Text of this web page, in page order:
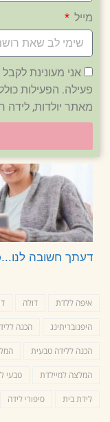
מייל
אני מעונינת
פעילה. הפעילות
מאתר יולדות, לידה
דעתך חשובה
איפה ללדת דולה
היפנובריתינג הכנה
הכנה ללידה טבעית
המלצה למיילדת טבעי
לידת בית סיפורי לידה